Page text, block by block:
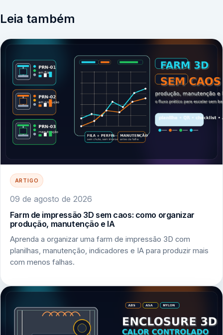
Leia também
ARTIGO
09 de agosto de 2026
Farm de impressão 3D sem caos: como organizar
produção, manutenção e IA
Aprenda a organizar uma farm de impressão 3D com
planilhas, manutenção, indicadores e IA para produzir mais
com menos falhas.